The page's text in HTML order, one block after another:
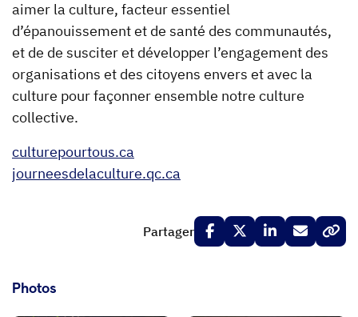
aimer la culture, facteur essentiel
d’épanouissement et de santé des communautés,
et de de susciter et développer l’engagement des
organisations et des citoyens envers et avec la
culture pour façonner ensemble notre culture
collective.
culturepourtous.ca
journeesdelaculture.qc.ca
Partager
Photos